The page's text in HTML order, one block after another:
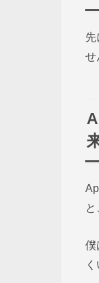
先
せ
と
僕